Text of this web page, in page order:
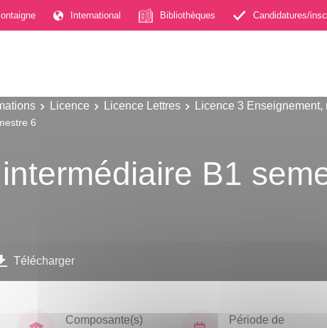
International Bibliothèques Candidatures/
Licence Licence Lettres Licence 3 Enseignement,
6
B1
Télécharger
Composante(s)
Période de